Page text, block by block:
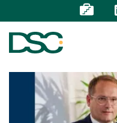
ÜBER UNS